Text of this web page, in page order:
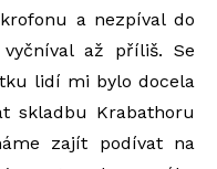
a nezpíval do
až příliš. Se
lidí mi bylo docela
skladbu Krabathoru
zajít podívat na